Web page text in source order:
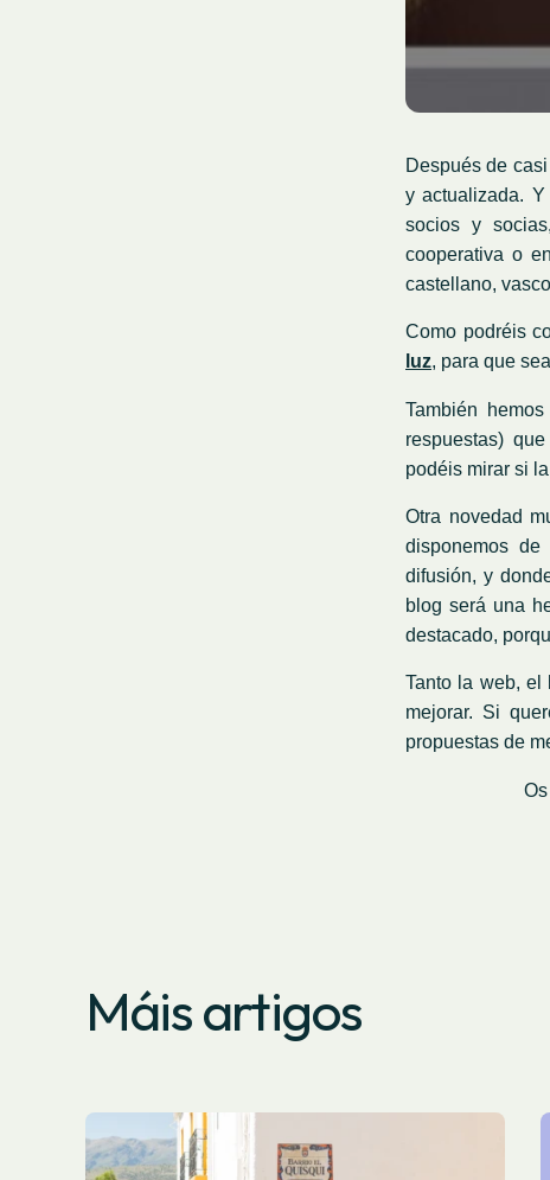
Después de
y actualizada.
socios y
cooperativa o
castellano,
Como podréis
luz, para que
También
respuestas)
podéis mirar si
Otra novedad
disponemos de
difusión, y
blog será una
destacado,
Tanto la web, el
mejorar. Si
propuestas de
Máis artigos